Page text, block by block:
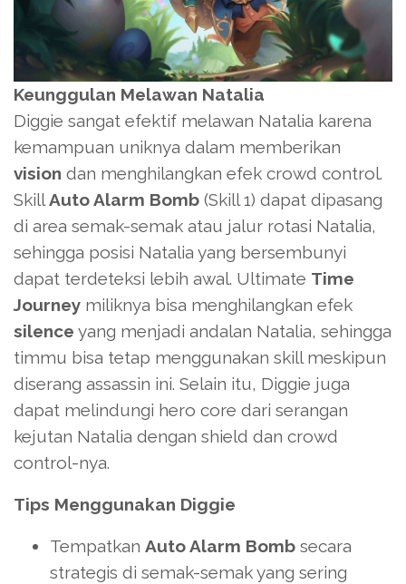
Keunggulan Melawan Natalia
Diggie sangat efektif melawan Natalia karena
kemampuan uniknya dalam memberikan
vision dan menghilangkan efek crowd control.
SkillAuto Alarm Bomb (Skill 1) dapat dipasang
di area semak-semak atau jalur rotasi Natalia,
sehingga posisi Natalia yang bersembunyi
dapat terdeteksi lebih awal. Ultimate Time
Journey miliknya bisa menghilangkan efek
silence yang menjadi andalan Natalia, sehingga
timmu bisa tetap menggunakan skill meskipun
diserang assassin ini. Selain itu, Diggie juga
dapat melindungi hero core dari serangan
kejutan Natalia dengan shield dan crowd
control-nya.
Tips Menggunakan Diggie
Tempatkan Auto Alarm Bomb secara
strategis di semak-semak yang sering